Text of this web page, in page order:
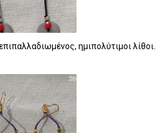
ημιπολύτιμοι λίθοι.